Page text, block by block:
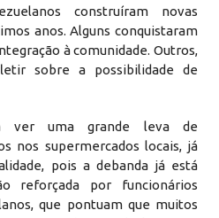
construíram novas
anos. Alguns conquistaram
à comunidade. Outros,
sobre a possibilidade de
ver uma grande leva de
nos supermercados locais, já
pois a debanda já está
reforçada por funcionários
que pontuam que muitos